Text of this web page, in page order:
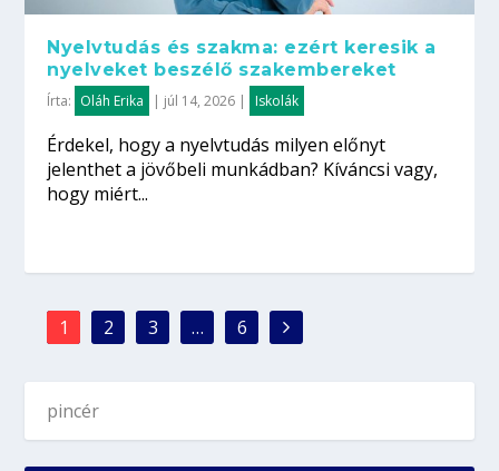
Nyelvtudás és szakma: ezért keresik a
nyelveket beszélő szakembereket
Írta: Oláh Erika | júl 14, 2026 | Iskolák
Érdekel, hogy a nyelvtudás milyen előnyt
jelenthet a jövőbeli munkádban? Kíváncsi vagy,
hogy miért...
1 2 3 … 6